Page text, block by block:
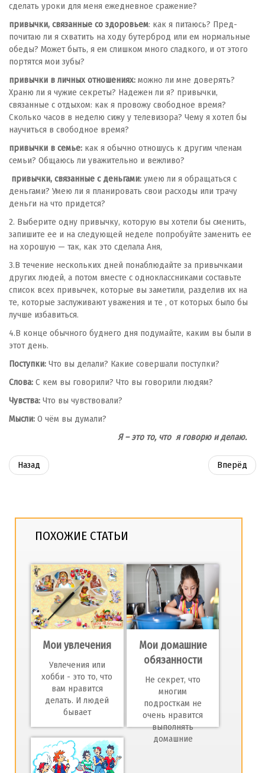
сделать уроки для меня ежедневное сражение?
привычки, связанные со здоровьем: как я питаюсь? Пред­
почитаю ли я схватить на ходу бутерброд или ем нормаль­ные
обеды? Может быть, я ем слишком много сладкого, и от этого
портятся мои зубы?
привычки в личных отношениях: можно ли мне доверять?
Храню ли я чужие секреты? Надежен ли я? привычки,
связанные с отдыхом: как я провожу свободное время?
Сколько часов в неделю сижу у телевизора? Чему я хотел бы
научиться в свободное время?
привычки в семье: как я обычно отношусь к другим членам
семьи? Общаюсь ли уважительно и вежливо?
привычки, связанные с деньгами: умею ли я обращаться с
деньгами? Умею ли я планировать свои расходы или трачу
деньги на что придется?
2. Выберите одну привычку, которую вы хотели бы сме­нить,
запишите ее и на следующей неделе попробуйте заменить ее
на хорошую — так, как это сделала Аня,
3.В течение нескольких дней понаблюдайте за привыч­ками
других людей, а потом вместе с одноклассника­ми составьте
список всех привычек, которые вы за­метили, разделив их на
те, которые заслуживают уважения и те , от которых было бы
лучше избавиться.
4.В конце обычного буднего дня подумайте, каким вы были в
этот день.
Поступки: Что вы делали? Какие совершали поступки?
Слова: С кем вы говорили? Что вы говорили людям?
Чувства: Что вы чувствовали?
Мысли: О чём вы думали?
Я – это то, что я говорю и делаю.
Назад Вперёд
ПОХОЖИЕ СТАТЬИ
Мои увлечения
Увлечения или
хобби - это то, что
вам нравится
делать. И людей
бывает
Мои домашние
обязанности
Не секрет, что
многим
подросткам не
очень нравится
выполнять
домашние